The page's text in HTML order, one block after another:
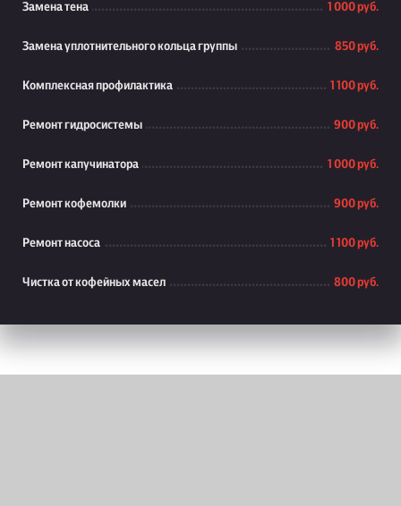
Замена тена 1 000 руб.
Замена уплотнительного кольца группы 850 руб.
Комплексная профилактика 1 100 руб.
Ремонт гидросистемы 900 руб.
Ремонт капучинатора 1 000 руб.
Ремонт кофемолки 900 руб.
Ремонт насоса 1 100 руб.
Чистка от кофейных масел 800 руб.